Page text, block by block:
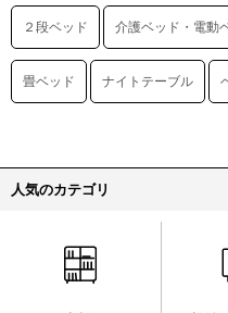
２段ベッド 介護ベッド・電動
畳ベッド ナイトテーブル
人気のカテゴリ